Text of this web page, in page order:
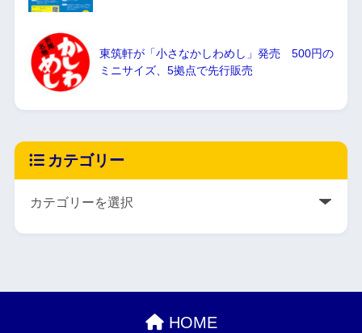
東筑軒が「小さなかしわめし」発売 500円の
ミニサイズ、5拠点で先行販売
カテゴリー
HOME